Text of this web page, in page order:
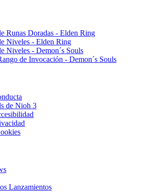
Runas Doradas - Elden Ring
Niveles - Elden Ring
Niveles - Demon´s Souls
de Invocación - Demon´s Souls
de Nioh 3
Lanzamientos